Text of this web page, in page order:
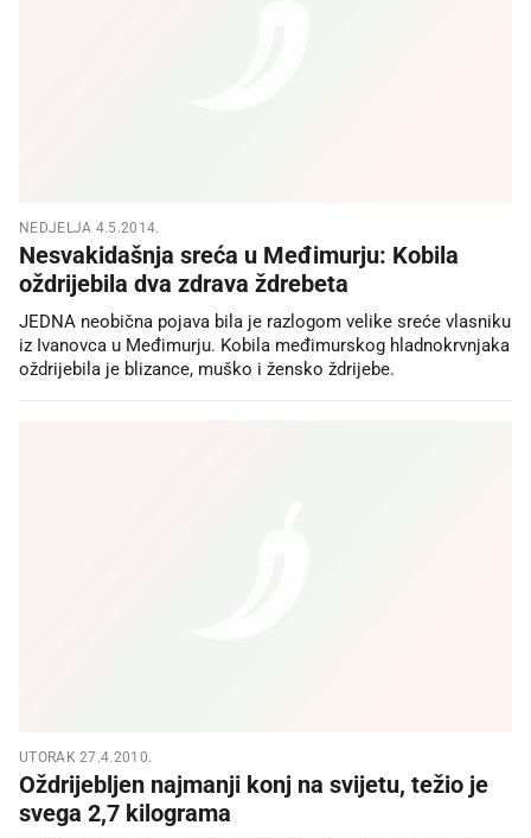
NEDJELJA 4.5.2014.
Nesvakidašnja sreća u Međimurju: Kobila
oždrijebila dva zdrava ždrebeta
JEDNA neobična pojava bila je razlogom velike sreće vlasniku
iz Ivanovca u Međimurju. Kobila međimurskog hladnokrvnjaka
oždrijebila je blizance, muško i žensko ždrijebe.
UTORAK 27.4.2010.
Oždrijebljen najmanji konj na svijetu, težio je
svega 2,7 kilograma